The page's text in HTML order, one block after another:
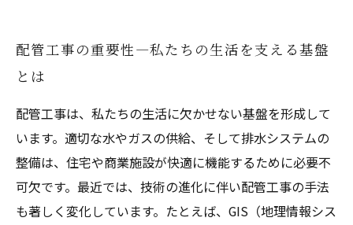
可能性の扉
事の役割
配管業界の未来を描く—革新と持続可能性の道
配管工事が創る快適な生活—明るい未来への展
望
配管工事の重要性—私たちの生活を支える基盤
とは
配管工事は、私たちの生活に欠かせない基盤を形成して
います。適切な水やガスの供給、そして排水システムの
整備は、住宅や商業施設が快適に機能するために必要不
可欠です。最近では、技術の進化に伴い配管工事の手法
も著しく変化しています。たとえば、GIS（地理情報シス